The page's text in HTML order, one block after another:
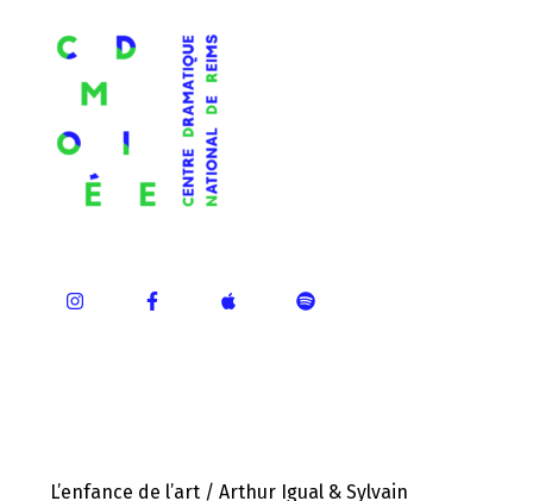
L’enfance de l’art / Arthur Igual & Sylvain